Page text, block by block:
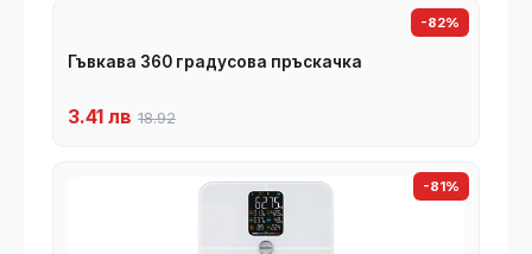
-82%
Гъвкава 360 градусова пръскачка
3.41 лв 18.92
-81%